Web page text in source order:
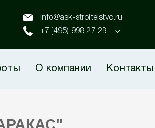
info@ask-stroitelstvo.ru
+7 (495) 998 27 28
О компании Контакты